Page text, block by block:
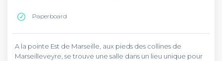
Paperboard
A la pointe Est de Marseille, aux pieds des collines de
Marseilleveyre, se trouve une salle dans un lieu unique pour